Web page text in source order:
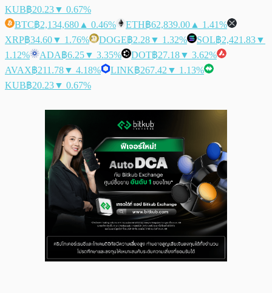
KUB฿20.23▼ 0.67%
BTC฿2,134,680 ▲ 0.46% ETH฿62,839.00 ▲ 1.41%
XRP฿34.60▼ 1.76% DOGE฿2.28▼ 1.32% SOL฿2,421.83▼
1.12%
ADA฿6.25▼ 3.35% DOT฿27.18▼ 3.62%
AVAX฿211.78▼ 4.18% LINK฿267.42 ▼ 1.13%
KUB฿20.23▼ 0.67%